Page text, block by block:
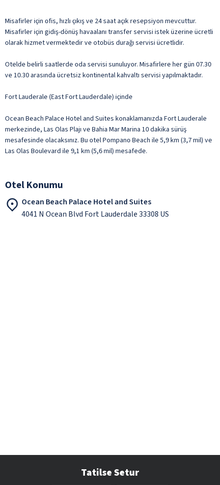
Misafirler için ofis, hızlı çıkış ve 24 saat açık resepsiyon mevcuttur.
Misafirler için gidiş-dönüş havaalanı transfer servisi istek üzerine ücretli
olarak hizmet vermektedir ve otobüs durağı servisi ücretlidir.
Otelde belirli saatlerde oda servisi sunuluyor. Misafirlere her gün 07.30
ve 10.30 arasında ücretsiz kontinental kahvaltı servisi yapılmaktadır.
Fort Lauderale (East Fort Lauderdale) içinde
Ocean Beach Palace Hotel and Suites konaklamanızda Fort Lauderale
merkezinde, Las Olas Plajı ve Bahia Mar Marina 10 dakika sürüş
mesafesinde olacaksınız. Bu otel Pompano Beach ile 5,9 km (3,7 mil) ve
Las Olas Boulevard ile 9,1 km (5,6 mil) mesafede.
Otel Konumu
Ocean Beach Palace Hotel and Suites
4041 N Ocean Blvd Fort Lauderdale 33308 US
Tatilse Setur